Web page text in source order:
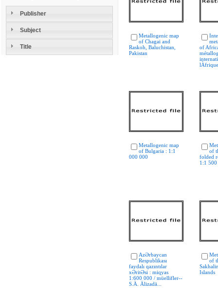
Publisher
Subject
Title
Metallogenic map
of Chagai and
Raskoh, Baluchistan,
Pakistan
of
lÀfrique
Metallogenic map
of Bulgaria : 1:1
000 000
of
folded
1:1
AzƏrbaycan
Respublikası
faydalı qazıntılar
xƏritƏsi : miqyas
1:600 000 / müellifler--
S.Ä. Älizadä...
of
Islands